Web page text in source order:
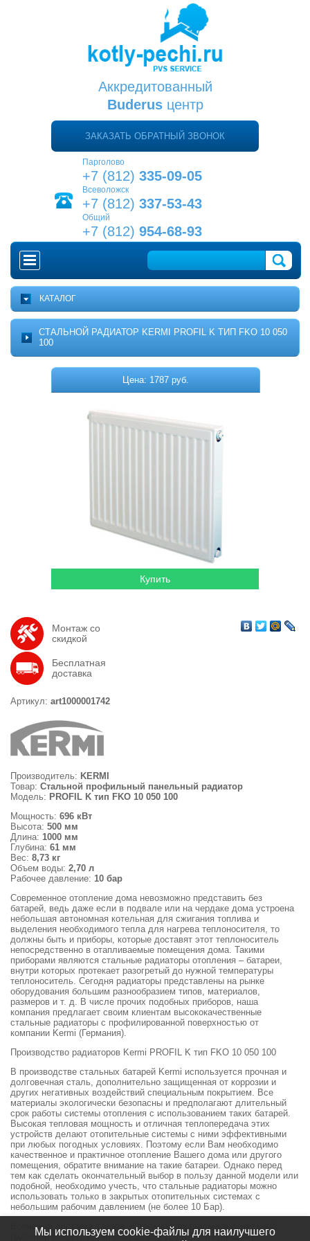
Аккредитованный
Buderusцентр
ЗАКАЗАТЬ ОБРАТНЫЙ ЗВОНОК
Парголово
+7 (812) 335-09-05
Всеволожск
+7 (812) 337-53-43
Общий
+7 (812) 954-68-93
ГЛАВНАЯ
О ПРОЕКТЕ
ДОСТАВКА
КОНТАКТЫ
КОРЗИНА
КАТАЛОГ
Комплектующие для котельных
Системы отопления
Локальная канализация
СТАЛЬНОЙ РАДИАТОР KERMI PROFIL K ТИП FKO 10 050
100
Цена: 1787 руб.
Монтаж со
скидкой
Бесплатная
доставка
Артикул: art1000001742
Производитель: KERMI
Товар: Стальной профильный панельный радиатор
Модель: PROFIL K тип FKO 10 050 100
Мощность: 696 кВт
Высота: 500 мм
Длина: 1000 мм
Глубина: 61 мм
Вес: 8,73 кг
Объем воды: 2,70 л
Рабочее давление: 10 бар
Современное отопление дома невозможно представить без
батарей, ведь даже если в подвале или на чердаке дома устроена
небольшая автономная котельная для сжигания топлива и
выделения необходимого тепла для нагрева теплоносителя, то
должны быть и приборы, которые доставят этот теплоноситель
непосредственно в отапливаемые помещения дома. Такими
приборами являются стальные радиаторы отопления – батареи,
внутри которых протекает разогретый до нужной температуры
теплоноситель. Сегодня радиаторы представлены на рынке
оборудования большим разнообразием типов, материалов,
размеров и т. д. В числе прочих подобных приборов, наша
компания предлагает своим клиентам высококачественные
стальные радиаторы с профилированной поверхностью от
компании Kermi (Германия).
Производство радиаторов Kermi PROFIL K тип FKO 10 050 100
В производстве стальных батарей Kermi используется прочная и
долговечная сталь, дополнительно защищенная от коррозии и
других негативных воздействий специальным покрытием. Все
материалы экологически безопасны и предполагают длительный
срок работы системы отопления с использованием таких батарей.
Высокая тепловая мощность и отличная теплопередача этих
устройств делают отопительные системы с ними эффективными
при любых погодных условиях. Поэтому если Вам необходимо
качественное и практичное отопление Вашего дома или другого
помещения, обратите внимание на такие батареи. Однако перед
тем как сделать окончательный выбор в пользу данной модели или
подобной, необходимо учесть, что стальные радиаторы можно
использовать только в закрытых отопительных системах с
небольшим рабочим давлением (не более 10 Бар).
Возможна доставка товара «Стальной профильный панельный
радиатор PROFIL K тип FKO 10 050 100 KERMI» по Санкт-
Мы используем cookie-файлы для наилучшего